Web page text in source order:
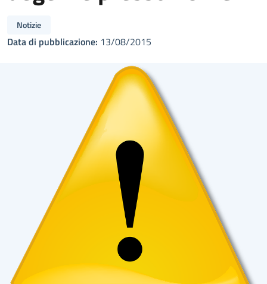
Notizie
Data di pubblicazione: 13/08/2015